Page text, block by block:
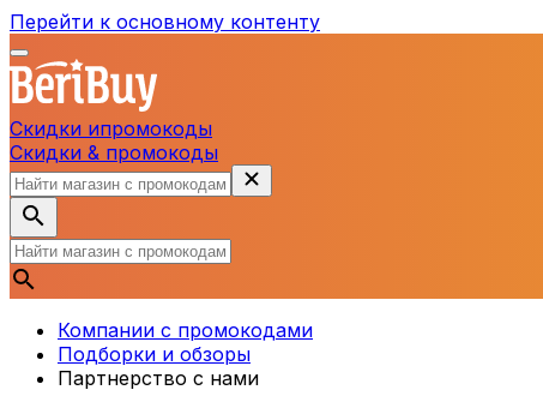
Перейти к основному контенту
Скидки ипромокоды
Скидки & промокоды
Компании с промокодами
Подборки и обзоры
Партнерство с нами